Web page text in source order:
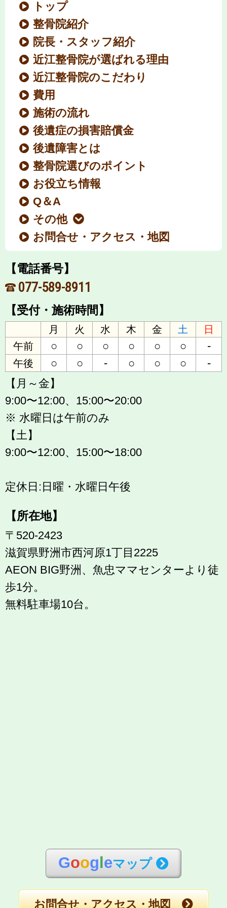
トップ
整骨院紹介
院長・スタッフ紹介
近江整骨院が選ばれる理由
近江整骨院のこだわり
費用
施術の流れ
後遺症の損害賠償金
後遺障害とは
整骨院選びのポイント
お役立ち情報
Q＆A
その他
お問合せ・アクセス・地図
【電話番号】
077-589-8911
【受付・施術時間】
月 火 水 木 金 土
日
午前
○ ○ ○ ○ ○ ○ -
午後 ○ ○ - ○ ○ ○
-
【月～金】
9:00〜12:00、15:00〜20:00
※ 水曜日は午前のみ
【土】
9:00〜12:00、15:00〜18:00
定休日:日曜・水曜日午後
【所在地】
〒520-2423
滋賀県野洲市西河原1丁目2225
AEON BIG野洲、魚忠ママセンターより徒
歩1分。
無料駐車場10台。
Goog eマップ
お問合せ・アクセス・地図